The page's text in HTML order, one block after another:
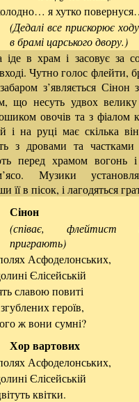
я хутко
(Дедалі все прискорює
в брамі царського двору.)
іде в храм і засовує за
Чутно голос флейти,
з’являється Сінон
що несуть удвох
овочів та з фіалом
і на руці має скілька
з дровами та частками
перед храмом вогонь і
Музики
її в пісок, і лагодяться
Сінон
(співає, флейтист
приграють)
Асфоделонських,
Єлісейській
славою повиті
згублених героїв,
ж вони сумні?
Хор вартових
Асфоделонських,
Єлісейській
квітки.